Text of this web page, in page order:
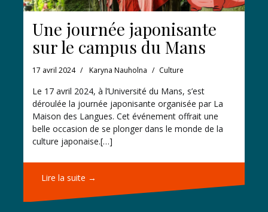
Une journée japonisante
sur le campus du Mans
17 avril 2024 Karyna Nauholna Culture
Le 17 avril 2024, à l’Université du Mans, s’est
déroulée la journée japonisante organisée par La
Maison des Langues. Cet événement offrait une
belle occasion de se plonger dans le monde de la
culture japonaise.[…]
Lire la suite →